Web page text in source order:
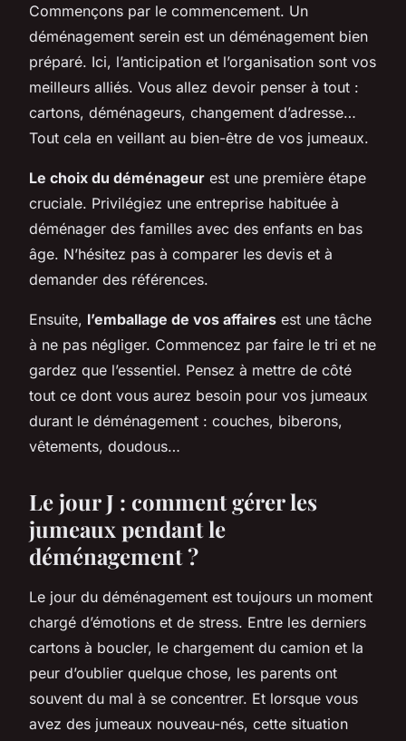
Commençons par le commencement. Un
déménagement serein est un déménagement bien
préparé. Ici, l’anticipation et l’organisation sont vos
meilleurs alliés. Vous allez devoir penser à tout :
cartons, déménageurs, changement d’adresse…
Tout cela en veillant au bien-être de vos jumeaux.
Le choix du déménageur est une première étape
cruciale. Privilégiez une entreprise habituée à
déménager des familles avec des enfants en bas
âge. N’hésitez pas à comparer les devis et à
demander des références.
Ensuite, l’emballage de vos affaires est une tâche
à ne pas négliger. Commencez par faire le tri et ne
gardez que l’essentiel. Pensez à mettre de côté
tout ce dont vous aurez besoin pour vos jumeaux
durant le déménagement : couches, biberons,
vêtements, doudous…
Le jour J : comment gérer les
jumeaux pendant le
déménagement ?
Le jour du déménagement est toujours un moment
chargé d’émotions et de stress. Entre les derniers
cartons à boucler, le chargement du camion et la
peur d’oublier quelque chose, les parents ont
souvent du mal à se concentrer. Et lorsque vous
avez des jumeaux nouveau-nés, cette situation